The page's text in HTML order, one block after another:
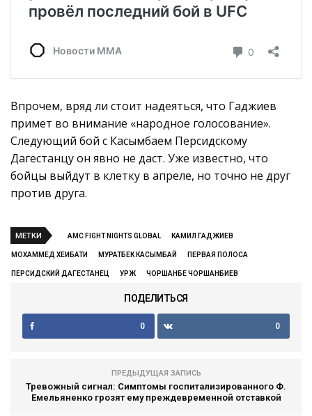
Впрочем, вряд ли стоит надеяться, что Гаджиев
примет во внимание «народное голосование».
Следующий бой с Касымбаем Персидскому
Дагестанцу он явно не даст. Уже известно, что
бойцы выйдут в клетку в апреле, но точно не друг
против друга.
МЕТКИ AMC FIGHT NIGHTS GLOBAL КАМИЛ ГАДЖИЕВ
МОХАММЕД ХЕИБАТИ МУРАТБЕК КАСЫМБАЙ ПЕРВАЯ ПОЛОСА
ПЕРСИДСКИЙ ДАГЕСТАНЕЦ УРЖ ЧОРШАНБЕ ЧОРШАНБИЕВ
ПОДЕЛИТЬСЯ
0 0
ПРЕДЫДУЩАЯ ЗАПИСЬ
Тревожный сигнал: Симптомы госпитализированного Ф.
Емельяненко грозят ему преждевременной отставкой